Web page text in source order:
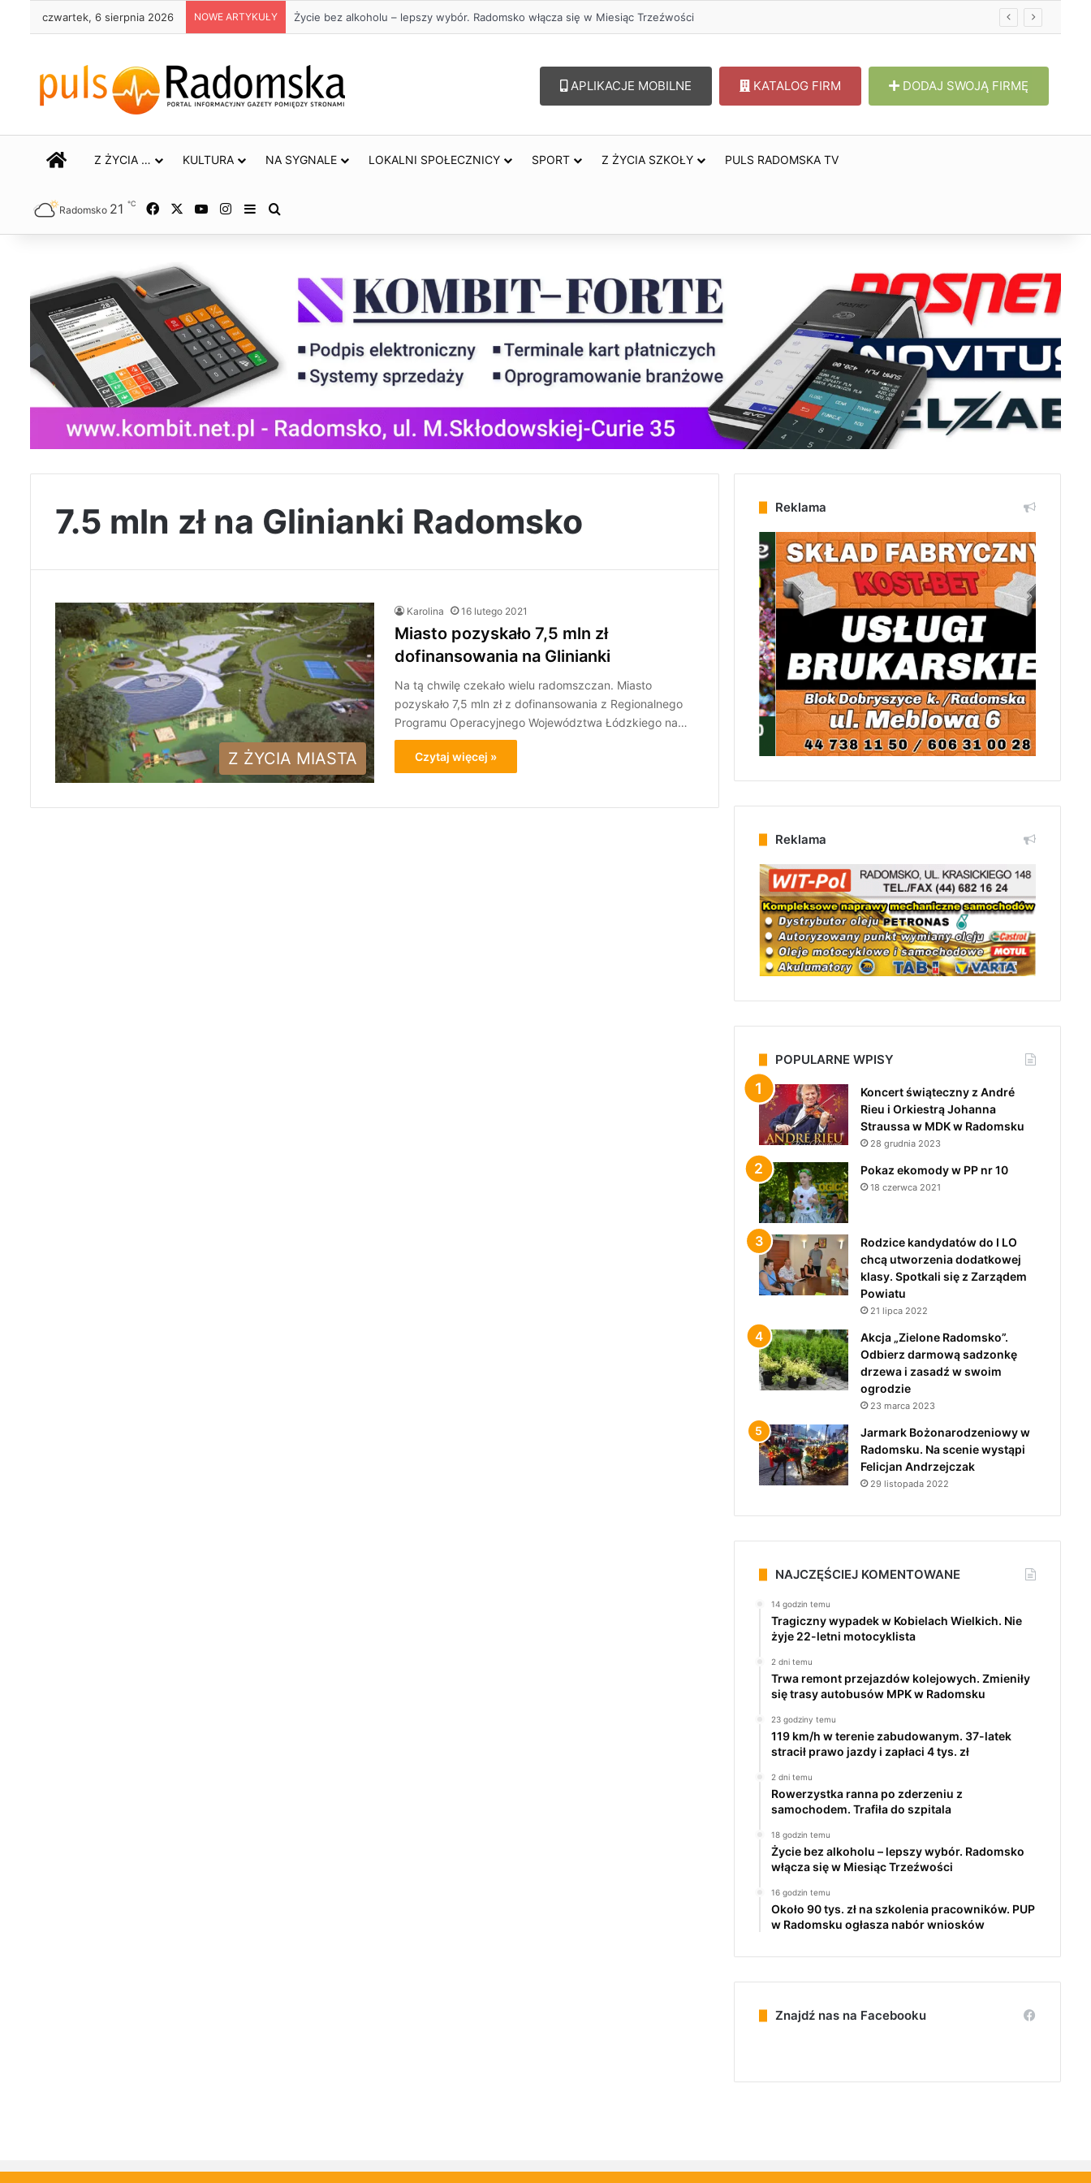
czwartek, 6 sierpnia 2026 NOWE ARTYKUŁY Życie bez alkoholu – lepszy wybór. Radomsko włącza się w Miesiąc Trzeźwości
APLIKACJE MOBILNE KATALOG FIRM DODAJ SWOJĄ FIRMĘ
STRONA GŁÓWNA
Z ŻYCIA … KULTURA NA SYGNALE LOKALNI SPOŁECZNICY SPORT Z ŻYCIA SZKOŁY PULS RADOMSKA TV
Radomsko 21 ℃ Facebook YouTubeInstagram
Sidebar
7.5 mln zł na Glinianki Radomsko
Z ŻYCIA MIASTA
Karolina 16 lutego 2021
Miasto pozyskało 7,5 mln zł
dofinansowania na Glinianki
Na tą chwilę czekało wielu radomszczan. Miasto
pozyskało 7,5 mln zł z dofinansowania z Regionalnego
Programu Operacyjnego Województwa Łódzkiego na…
Czytaj więcej »
Reklama
Reklama
POPULARNE WPISY
Koncert świąteczny z André
Rieu i Orkiestrą Johanna
Straussa w MDK w Radomsku
28 grudnia 2023
Pokaz ekomody w PP nr 10
18 czerwca 2021
Rodzice kandydatów do I LO
chcą utworzenia dodatkowej
klasy. Spotkali się z Zarządem
Powiatu
21 lipca 2022
Akcja „Zielone Radomsko”.
Odbierz darmową sadzonkę
drzewa i zasadź w swoim
ogrodzie
23 marca 2023
Jarmark Bożonarodzeniowy w
Radomsku. Na scenie wystąpi
Felicjan Andrzejczak
29 listopada 2022
NAJCZĘŚCIEJ KOMENTOWANE
14 godzin temu
Tragiczny wypadek w Kobielach Wielkich. Nie
żyje 22-letni motocyklista
2 dni temu
Trwa remont przejazdów kolejowych. Zmieniły
się trasy autobusów MPK w Radomsku
23 godziny temu
119 km/h w terenie zabudowanym. 37-latek
stracił prawo jazdy i zapłaci 4 tys. zł
2 dni temu
Rowerzystka ranna po zderzeniu z
samochodem. Trafiła do szpitala
18 godzin temu
Życie bez alkoholu – lepszy wybór. Radomsko
włącza się w Miesiąc Trzeźwości
16 godzin temu
Około 90 tys. zł na szkolenia pracowników. PUP
w Radomsku ogłasza nabór wniosków
Znajdź nas na Facebooku